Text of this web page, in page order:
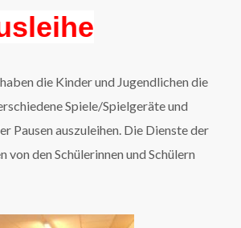
die Kinder und Jugendlichen die
Spiele/Spielgeräte und
Pausen auszuleihen. Die Dienste der
von den Schülerinnen und Schülern